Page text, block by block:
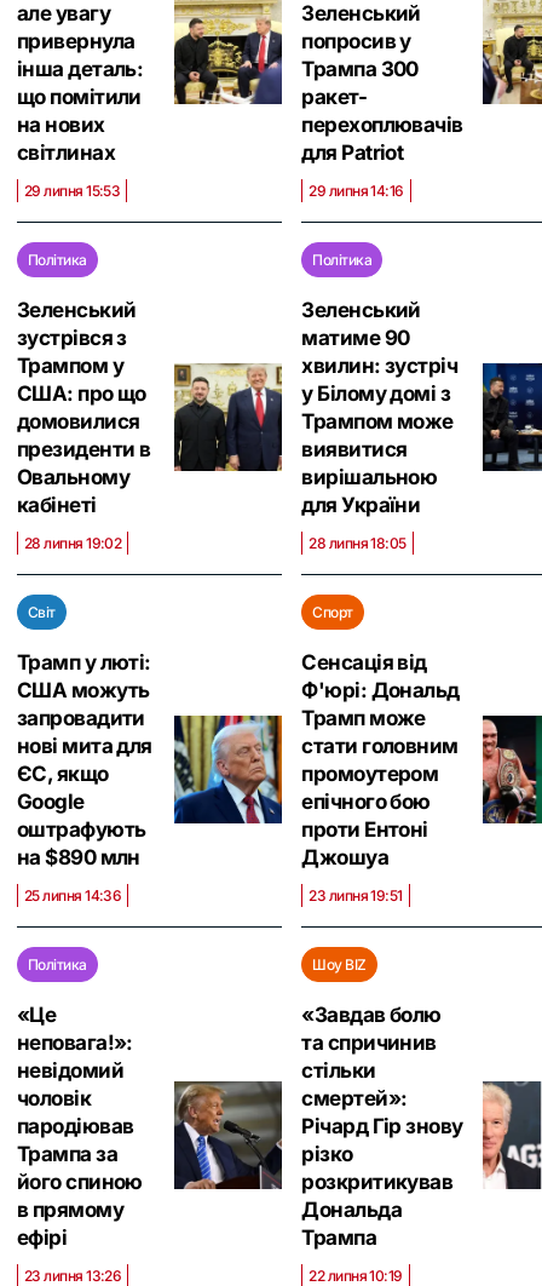
але увагу
привернула
інша деталь:
що помітили
на нових
світлинах
29 липня 15:53
Зеленський
попросив у
Трампа 300
ракет-
перехоплювачів
для Patriot
29 липня 14:16
Політика
Зеленський
зустрівся з
Трампом у
США: про що
домовилися
президенти в
Овальному
кабінеті
28 липня 19:02
Політика
Зеленський
матиме 90
хвилин: зустріч
у Білому домі з
Трампом може
виявитися
вирішальною
для України
28 липня 18:05
Світ
Трамп у люті:
США можуть
запровадити
нові мита для
ЄС, якщо
Google
оштрафують
на $890 млн
25 липня 14:36
Спорт
Сенсація від
Ф'юрі: Дональд
Трамп може
стати головним
промоутером
епічного бою
проти Ентоні
Джошуа
23 липня 19:51
Політика
«Це
неповага!»:
невідомий
чоловік
пародіював
Трампа за
його спиною
в прямому
ефірі
23 липня 13:26
Шоу BIZ
«Завдав болю
та спричинив
стільки
смертей»:
Річард Гір знову
різко
розкритикував
Дональда
Трампа
22 липня 10:19